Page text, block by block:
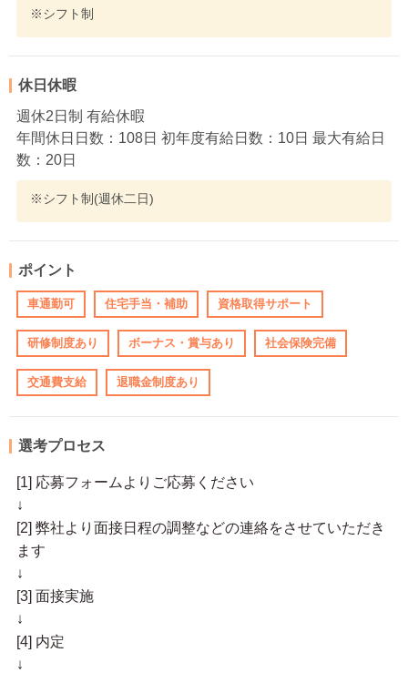
※シフト制
休日休暇
週休2日制 有給休暇
年間休日日数：108日 初年度有給日数：10日 最大有給日
数：20日
※シフト制(週休二日)
ポイント
車通勤可 住宅手当・補助 資格取得サポート
研修制度あり ボーナス・賞与あり 社会保険完備
交通費支給 退職金制度あり
選考プロセス
[1] 応募フォームよりご応募ください
↓
[2] 弊社より面接日程の調整などの連絡をさせていただき
ます
↓
[3] 面接実施
↓
[4] 内定
↓